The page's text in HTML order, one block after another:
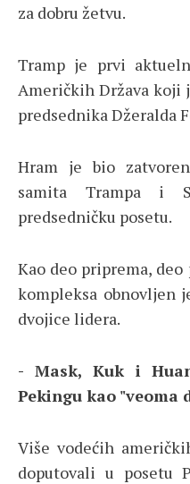
za dobru žetvu.
Tramp je prvi
Američkih Država koji
predsednika Džeralda
Hram je bio
samita Trampa i
predsedničku posetu.
Kao deo priprema,
kompleksa obnovljen
dvojice lidera.
- Mask, Kuk i
Pekingu kao "veoma
Više vodećih
doputovali u posetu